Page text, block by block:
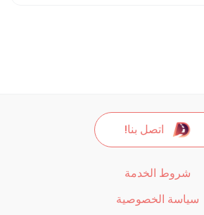
اتصل بنا!
شروط الخدمة
سياسة الخصوصية